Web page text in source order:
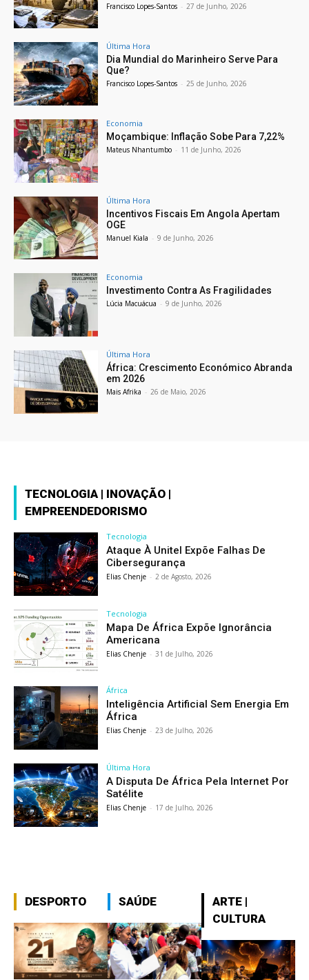
Francisco Lopes-Santos - 27 de Junho, 2026
Última Hora
Dia Mundial do Marinheiro Serve Para
Que?
Francisco Lopes-Santos - 25 de Junho, 2026
Economia
Moçambique: Inflação Sobe Para 7,22%
Mateus Nhantumbo - 11 de Junho, 2026
Última Hora
Incentivos Fiscais Em Angola Apertam
OGE
Manuel Kiala - 9 de Junho, 2026
Economia
Investimento Contra As Fragilidades
Lúcia Macuácua - 9 de Junho, 2026
Última Hora
África: Crescimento Económico Abranda
em 2026
Mais Afrika - 26 de Maio, 2026
TECNOLOGIA | INOVAÇÃO |
EMPREENDEDORISMO
Tecnologia
Ataque À Unitel Expõe Falhas De
Cibersegurança
Elias Chenje - 2 de Agosto, 2026
Tecnologia
Mapa De África Expõe Ignorância
Americana
Elias Chenje - 31 de Julho, 2026
África
Inteligência Artificial Sem Energia Em
África
Elias Chenje - 23 de Julho, 2026
Última Hora
A Disputa De África Pela Internet Por
Satélite
Elias Chenje - 17 de Julho, 2026
DESPORTO SAÚDE
ARTE |
CULTURA